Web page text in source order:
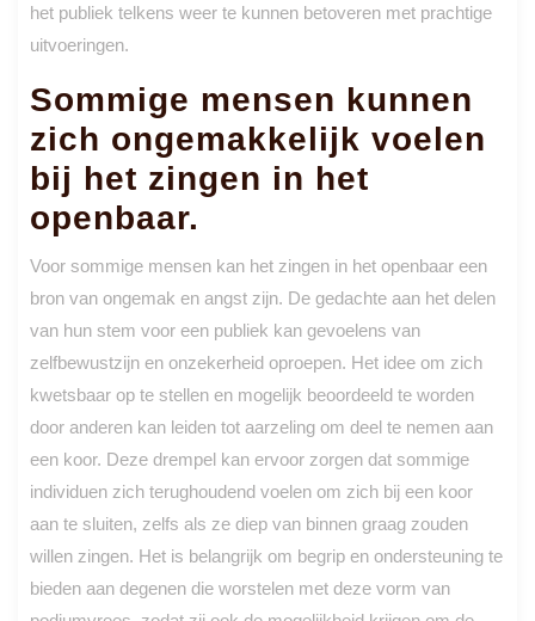
het publiek telkens weer te kunnen betoveren met prachtige
uitvoeringen.
Sommige mensen kunnen
zich ongemakkelijk voelen
bij het zingen in het
openbaar.
Voor sommige mensen kan het zingen in het openbaar een
bron van ongemak en angst zijn. De gedachte aan het delen
van hun stem voor een publiek kan gevoelens van
zelfbewustzijn en onzekerheid oproepen. Het idee om zich
kwetsbaar op te stellen en mogelijk beoordeeld te worden
door anderen kan leiden tot aarzeling om deel te nemen aan
een koor. Deze drempel kan ervoor zorgen dat sommige
individuen zich terughoudend voelen om zich bij een koor
aan te sluiten, zelfs als ze diep van binnen graag zouden
willen zingen. Het is belangrijk om begrip en ondersteuning te
bieden aan degenen die worstelen met deze vorm van